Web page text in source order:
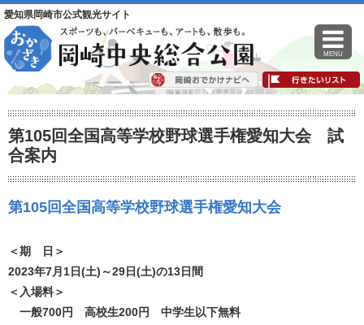
愛知県岡崎市公式観光サイト
MENU
第105回全国高等学校野球選手権愛知大会 試
合案内
第105回全国高等学校野球選手権愛知大会
＜期 日＞
2023年7月1日(土)～29日(土)の13日間
＜入場料＞
一般700円 高校生200円 中学生以下無料